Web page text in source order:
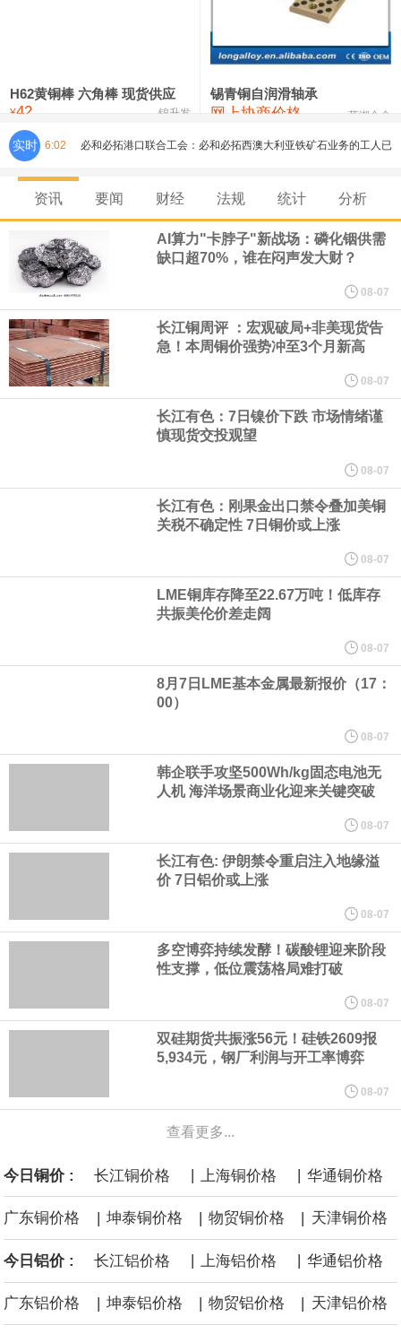
24,400
氯化镍 38,300—40,300 39,300 0
H62黄铜棒 六角棒 现货供应
¥42 锦升发
锡青铜自润滑轴承
网上协商价格 芜湖合金
实时 6:02 必和必拓港口联合工会：必和必拓西澳大利亚铁矿石业务的工人已
通知，将于8月9日实施24小时停工。
8月7日，宇树科技董事长王兴兴网上路演时表示，报告期内，公司
研发费用金额分别为4,995.18万元、7,001.70万元、14,496.56万
元，最近3年复合增长率达70.36%，呈快速增长趋势，并形成多项
核心技术和知识产权。截至2026年1月31日，公司拥有262项专利权
（含境内发明专利20项）。
宇树科技董事长、总经理兼首席技术官王兴兴在网上路演时表示，
经过多年研发创新和技术积累，公司逐步形成了包括一体化关节集
成技术、高紧凑度机器人身体集成技术、机器人激光雷达全自研核
心技术等多项已商业化应用的核心技术并已应用于公司的高性能通
用人形机器人、四足机器人等产品。
美国总统特朗普6日否认他对国防部长赫格塞思不满，称对赫格塞思
所做的工作“非常满意”。特朗普在社交媒体上发帖称，一些媒体有关
他与赫格塞思就弹药短缺问题发生冲突的报道是“完全没有根据的谣
言”，他对赫格塞思所做的工作“非常满意”。
据报道，威刚近日在法说会上表示，在需求增加、价格走高及货源
稳定的三大有利因素带动下，预期第3季度营运将优于第2季度，并
进一步扩大全年营运成果。
美国国会预算办公室（CBO）于当地时间5日发布报告称，美国海军
计划建造的15艘核动力“特朗普级”（Trump-class）战列舰，从研发
到采购的总费用可能高达2750亿美元，为美国有史以来最昂贵的水
面战舰项目之一。 根据CBO的初步估算，首舰造价约234亿美元，
后续14艘平均每艘约180亿美元。
黄金价格有望录得自今年1月以来最大单周涨幅。油价走弱为金价提
资讯 要闻 财经 法规 统计 分析
AI算力"卡脖子"新战场：磷化铟供需
缺口超70%，谁在闷声发大财？
08-07
长江铜周评 ：宏观破局+非美现货告
急！本周铜价强势冲至3个月新高
08-07
长江有色：7日镍价下跌 市场情绪谨
慎现货交投观望
08-07
长江有色：刚果金出口禁令叠加美铜
关税不确定性 7日铜价或上涨
08-07
LME铜库存降至22.67万吨！低库存
共振美伦价差走阔
08-07
8月7日LME基本金属最新报价（17：
00）
08-07
韩企联手攻坚500Wh/kg固态电池无
人机 海洋场景商业化迎来关键突破
08-07
长江有色: 伊朗禁令重启注入地缘溢
价 7日铝价或上涨
08-07
多空博弈持续发酵！碳酸锂迎来阶段
性支撑，低位震荡格局难打破
08-07
双硅期货共振涨56元！硅铁2609报
5,934元，钢厂利润与开工率博弈
08-07
查看更多...
今日铜价 : 长江铜价格 | 上海铜价格 | 华通铜价格
广东铜价格 | 坤泰铜价格 | 物贸铜价格 | 天津铜价格
今日铝价 : 长江铝价格 上海铝价格 华通铝价格
广东铝价格 | 坤泰铝价格 | 物贸铝价格 | 天津铝价格